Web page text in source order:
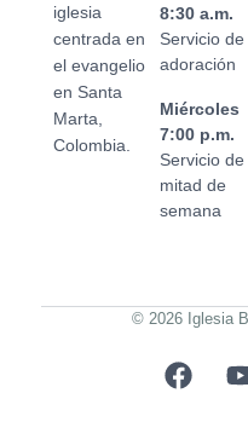
iglesia
centrada en
el evangelio
en Santa
Marta,
Colombia.
8:30 a.m.
Servicio de
adoración
Miércoles
7:00 p.m.
Servicio de
mitad de
semana
© 2026 Iglesia